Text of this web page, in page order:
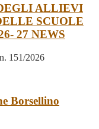
ALLIEVI
SCUOLE
27 NEWS
151/2026
Borsellino